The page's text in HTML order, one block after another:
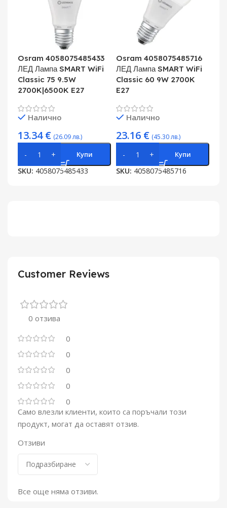
Osram 4058075485433
ЛЕД Лампа SMART WiFi
Classic 75 9.5W
2700K|6500K E27
Налично
13.34€ (26.09 лв.)
Купи
SKU: 4058075485433
Osram 4058075485716
ЛЕД Лампа SMART WiFi
Classic 60 9W 2700K
E27
Налично
23.16 € (45.30 лв.)
Купи
SKU: 4058075485716
Customer Reviews
0 отзива
0
0
0
0
0
Отзиви
Все още няма отзиви.
Само влезли клиенти, които са поръчали този
продукт, могат да оставят отзив.